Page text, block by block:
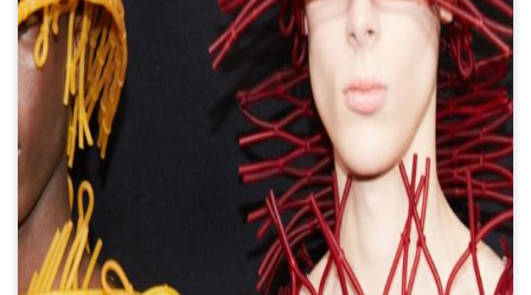
¿Sabías que en el siglo XVII
hubo un catálogo con miles de
colores? (la vida antes de
Pantone)